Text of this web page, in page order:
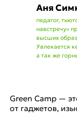
Аня
педагог,
навстречу»
высших
Увлекается
а так же
Green Camp —
от гаджетов,